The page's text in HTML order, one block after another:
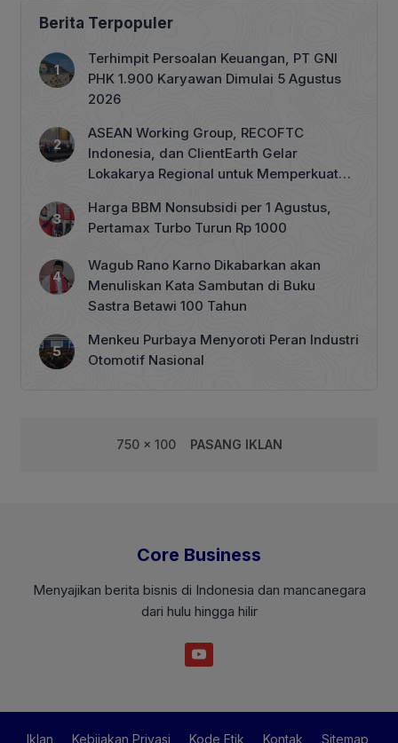
Berita Terpopuler
Terhimpit Persoalan Keuangan, PT GNI
PHK 1.900 Karyawan Dimulai 5 Agustus
2026
ASEAN Working Group, RECOFTC
Indonesia, dan ClientEarth Gelar
Lokakarya Regional untuk Memperkuat
Harga BBM Nonsubsidi per 1 Agustus,
Pertamax Turbo Turun Rp 1000
Wagub Rano Karno Dikabarkan akan
Menuliskan Kata Sambutan di Buku
Sastra Betawi 100 Tahun
Menkeu Purbaya Menyoroti Peran Industri
Otomotif Nasional
750 x 100 PASANG IKLAN
Core Business
Menyajikan berita bisnis di Indonesia dan mancanegara
dari hulu hingga hilir
Iklan Kebijakan Privasi Kode Etik Kontak Sitemap